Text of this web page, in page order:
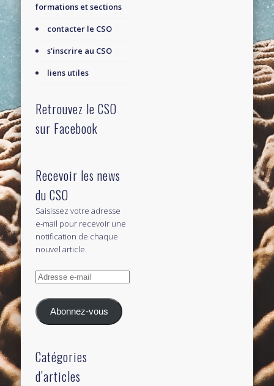
formations et sections
contacter le CSO
s'inscrire au CSO
liens utiles
Retrouvez le CSO
sur Facebook
Recevoir les news
du CSO
Saisissez votre adresse
e-mail pour recevoir une
notification de chaque
nouvel article.
Adresse
mail
Abonnez-vous
Catégories
d’articles